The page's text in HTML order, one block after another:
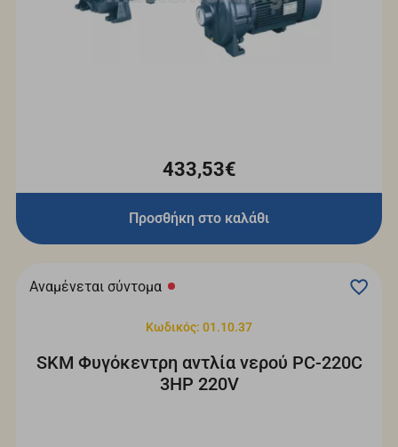
433,53€
Προσθήκη στο καλάθι
Αναμένεται σύντομα
Κωδικός: 01.10.37
SKM Φυγόκεντρη αντλία νερού PC-220C
3HP 220V